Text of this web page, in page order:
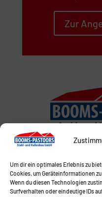
Um dir ein optimales Erlebnis zu
Cookies, um Geräteinformationen
Wenn du diesen Technologien
Surfverhalten oder eindeutige IDs
Zur